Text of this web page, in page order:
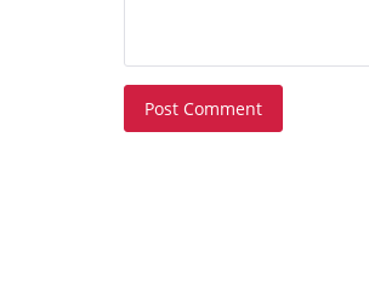
Post Comment